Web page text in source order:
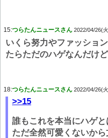
15:つらたんニュースさん 2022/04/26(
いくら努力やファッショ
たらただのハゲなんだけど
18:つらたんニュースさん 2022/04/26(
>>15
誰もこれを本当にハゲ
ただ全然可愛くないか